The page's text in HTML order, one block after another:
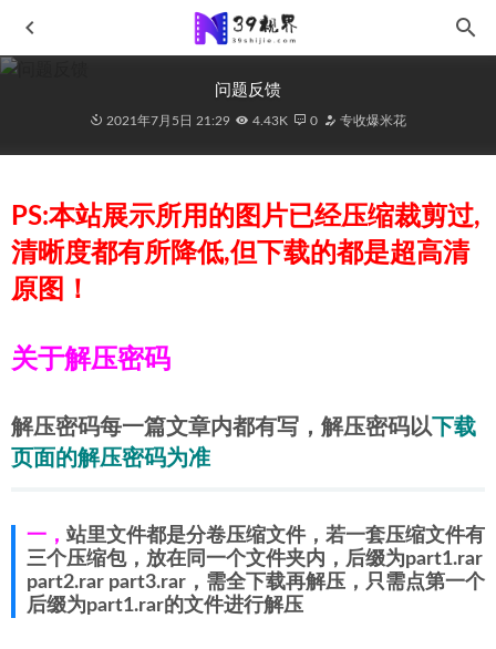
问题反馈
2021年7月5日 21:29 4.43K 0 专收爆米花
PS:本站展示所用的图片已经压缩裁剪过,
清晰度都有所降低,但下载的都是超高清
原图！
关于解压密码
解压密码每一篇文章内都有写，解压密码以 下载
页面的解压密码为准
一， 站里文件都是分卷压缩文件，若一套压缩文件有
三个压缩包，放在同一个文件夹内，后缀为part1.rar
part2.rar part3.rar，需全下载再解压，只需点第一个
后缀为part1.rar的文件进行解压
包臀裙韵味十足的姐姐No.2024962
2024-09-08
浓好咖啡MF01117
胸围爆炸白皙美少妇J9888